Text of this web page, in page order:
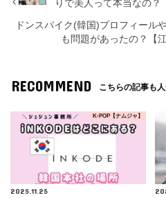
りで美人って本当なの？
ドンスパイク(韓国)プロフィール
も問題があったの？【
RECOMMEND こちらの記事も人
K-POP【ナムジャ】
2025.11.25